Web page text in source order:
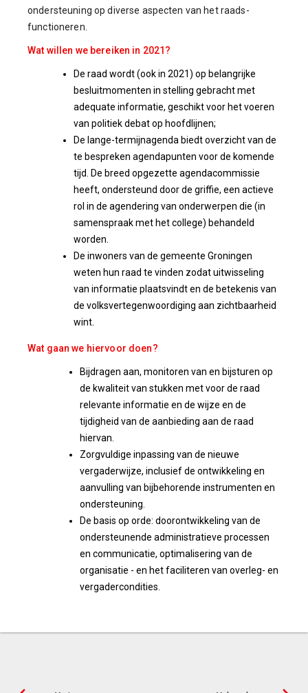
ondersteuning op diverse aspecten van het raads-
functioneren.
Wat willen we bereiken in 2021?
De raad wordt (ook in 2021) op belangrijke
besluitmomenten in stelling gebracht met
adequate informatie, geschikt voor het voeren
van politiek debat op hoofdlijnen;
De lange-termijnagenda biedt overzicht van de
te bespreken agendapunten voor de komende
tijd. De breed opgezette agendacommissie
heeft, ondersteund door de griffie, een actieve
rol in de agendering van onderwerpen die (in
samenspraak met het college) behandeld
worden.
De inwoners van de gemeente Groningen
weten hun raad te vinden zodat uitwisseling
van informatie plaatsvindt en de betekenis van
de volksvertegenwoordiging aan zichtbaarheid
wint.
Wat gaan we hiervoor doen?
Bijdragen aan, monitoren van en bijsturen op
de kwaliteit van stukken met voor de raad
relevante informatie en de wijze en de
tijdigheid van de aanbieding aan de raad
hiervan.
Zorgvuldige inpassing van de nieuwe
vergaderwijze, inclusief de ontwikkeling en
aanvulling van bijbehorende instrumenten en
ondersteuning.
De basis op orde: doorontwikkeling van de
ondersteunende administratieve processen
en communicatie, optimalisering van de
organisatie - en het faciliteren van overleg- en
vergadercondities.